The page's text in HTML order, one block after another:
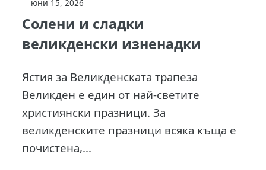
юни 15, 2026
Солени и сладки
великденски изненадки
Ястия за Великденската трапеза
Великден е един от най-светите
християнски празници. За
великденските празници всяка къща е
почистена,...